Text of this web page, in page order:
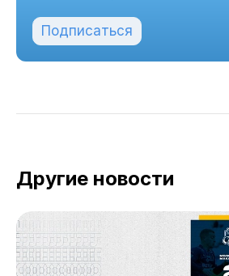
Подписаться
Другие новости